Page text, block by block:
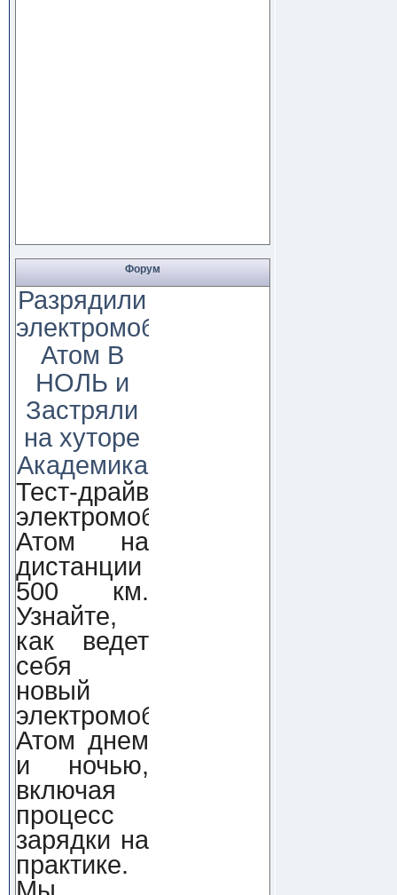
Форум
Разрядили
электромобиль
Атом В
НОЛЬ и
Застряли
на хуторе
Академика
Тест-драйв
электромобиля
Атом на
дистанции
500 км.
Узнайте,
как ведет
себя
новый
электромобиль
Атом днем
и ночью,
включая
процесс
зарядки на
практике.